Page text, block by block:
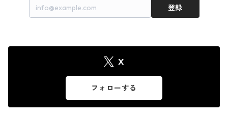
登録
X
フォローする